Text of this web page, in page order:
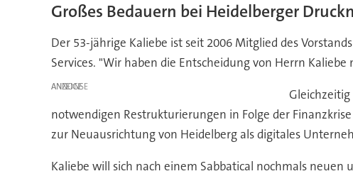
Großes Bedauern bei Heidelberger
Der 53-jährige Kaliebe ist seit 2006 Mitglied des
Services. "Wir haben die Entscheidung von Herrn
ANZEIGE
notwendigen Restrukturierungen in Folge der
zur Neuausrichtung von Heidelberg als digitales
Kaliebe will sich nach einem Sabbatical nochmals